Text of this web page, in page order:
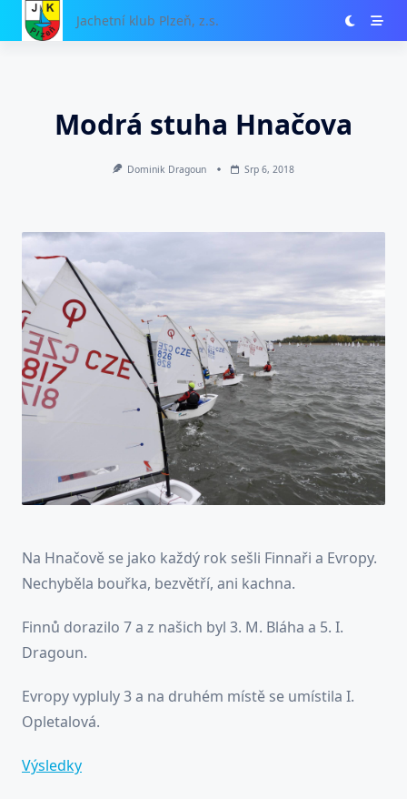
Jachetní klub Plzeň, z.s.
Modrá stuha Hnačova
Dominik Dragoun Srp 6, 2018
Na Hnačově se jako každý rok sešli Finnaři a Evropy.
Nechyběla bouřka, bezvětří, ani kachna.
Finnů dorazilo 7 a z našich byl 3. M. Bláha a 5. I.
Dragoun.
Evropy vypluly 3 a na druhém místě se umístila I.
Opletalová.
Výsledky